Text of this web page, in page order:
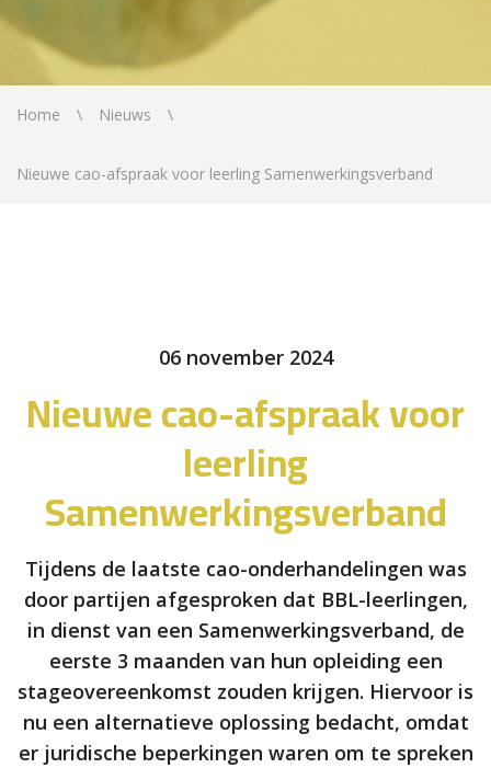
Home Nieuws
Nieuwe cao-afspraak voor leerling Samenwerkingsverband
06 november 2024
Nieuwe cao-afspraak voor
leerling
Samenwerkingsverband
Tijdens de laatste cao-onderhandelingen was
door partijen afgesproken dat BBL-leerlingen,
in dienst van een Samenwerkingsverband, de
eerste 3 maanden van hun opleiding een
stageovereenkomst zouden krijgen. Hiervoor is
nu een alternatieve oplossing bedacht, omdat
er juridische beperkingen waren om te spreken